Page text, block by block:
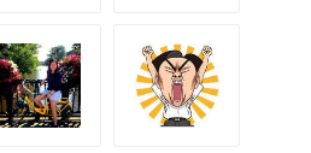
K.เกต K.โต้ง